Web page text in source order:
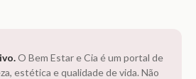
O Bem Estar e Cia é um portal de
estética e qualidade de vida. Não